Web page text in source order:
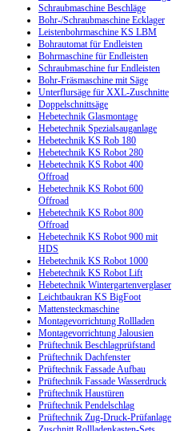
Schraubmaschine Beschläge
Bohr-/Schraubmaschine Ecklager
Leistenbohrmaschine KS LBM
Bohrautomat für Endleisten
Bohrmaschine für Endleisten
Schraubmaschine fur Endleisten
Bohr-Fräsmaschine mit Säge
Unterflursäge für XXL-Zuschnitte
Doppelschnittsäge
Hebetechnik Glasmontage
Hebetechnik Spezialsauganlage
Hebetechnik KS Rob 180
Hebetechnik KS Robot 280
Hebetechnik KS Robot 400
Offroad
Hebetechnik KS Robot 600
Offroad
Hebetechnik KS Robot 800
Offroad
Hebetechnik KS Robot 900 mit
HDS
Hebetechnik KS Robot 1000
Hebetechnik KS Robot Lift
Hebetechnik Wintergartenverglaser
Leichtbaukran KS BigFoot
Mattensteckmaschine
Montagevorrichtung Rollladen
Montagevorrichtung Jalousien
Prüftechnik Beschlagprüfstand
Prüftechnik Dachfenster
Prüftechnik Fassade Aufbau
Prüftechnik Fassade Wasserdruck
Prüftechnik Haustüren
Prüftechnik Pendelschlag
Prüftechnik Zug-Druck-Prüfanlage